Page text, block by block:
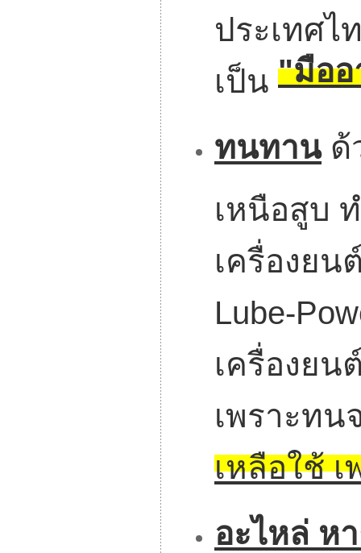
ประเทศไ
เป็น "มืออ
ทนทานด้
เหนือสูบ
เครื่องยน
Lube-
เครื่องยน
เพราะทน
เหลือใช้ เ
อะไหล่ ห